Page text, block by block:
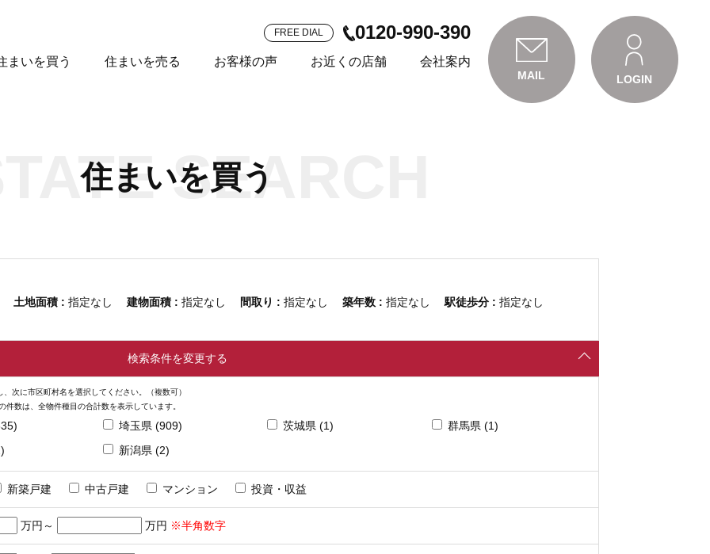
まいを買う 住まいを売る お客様の声 お近くの店舗 会社案内
FREE DIAL 0120-990-390
MAIL LOGIN
住まいを買う
SEARCH
土地面積 : 指定なし 建物面積 : 指定なし 間取り : 指定なし 築年数 : 指定なし駅徒歩分 : 指定なし
検索条件を変更する